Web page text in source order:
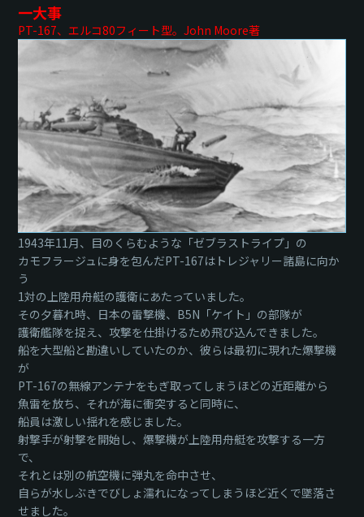
一大事
PT-167、エルコ80フィート型。John Moore著
1943年11月、目のくらむような「ゼブラストライプ」の
カモフラージュに身を包んだPT-167はトレジャリー諸島に向か
う
1対の上陸用舟艇の護衛にあたっていました。
その夕暮れ時、日本の雷撃機、B5N「ケイト」の部隊が
護衛艦隊を捉え、攻撃を仕掛けるため飛び込んできました。
船を大型船と勘違いしていたのか、彼らは最初に現れた爆撃機
が
PT-167の無線アンテナをもぎ取ってしまうほどの近距離から
魚雷を放ち、それが海に衝突すると同時に、
船員は激しい揺れを感じました。
射撃手が射撃を開始し、爆撃機が上陸用舟艇を攻撃する一方
で、
それとは別の航空機に弾丸を命中させ、
自らが水しぶきでびしょ濡れになってしまうほど近くで墜落さ
せました。